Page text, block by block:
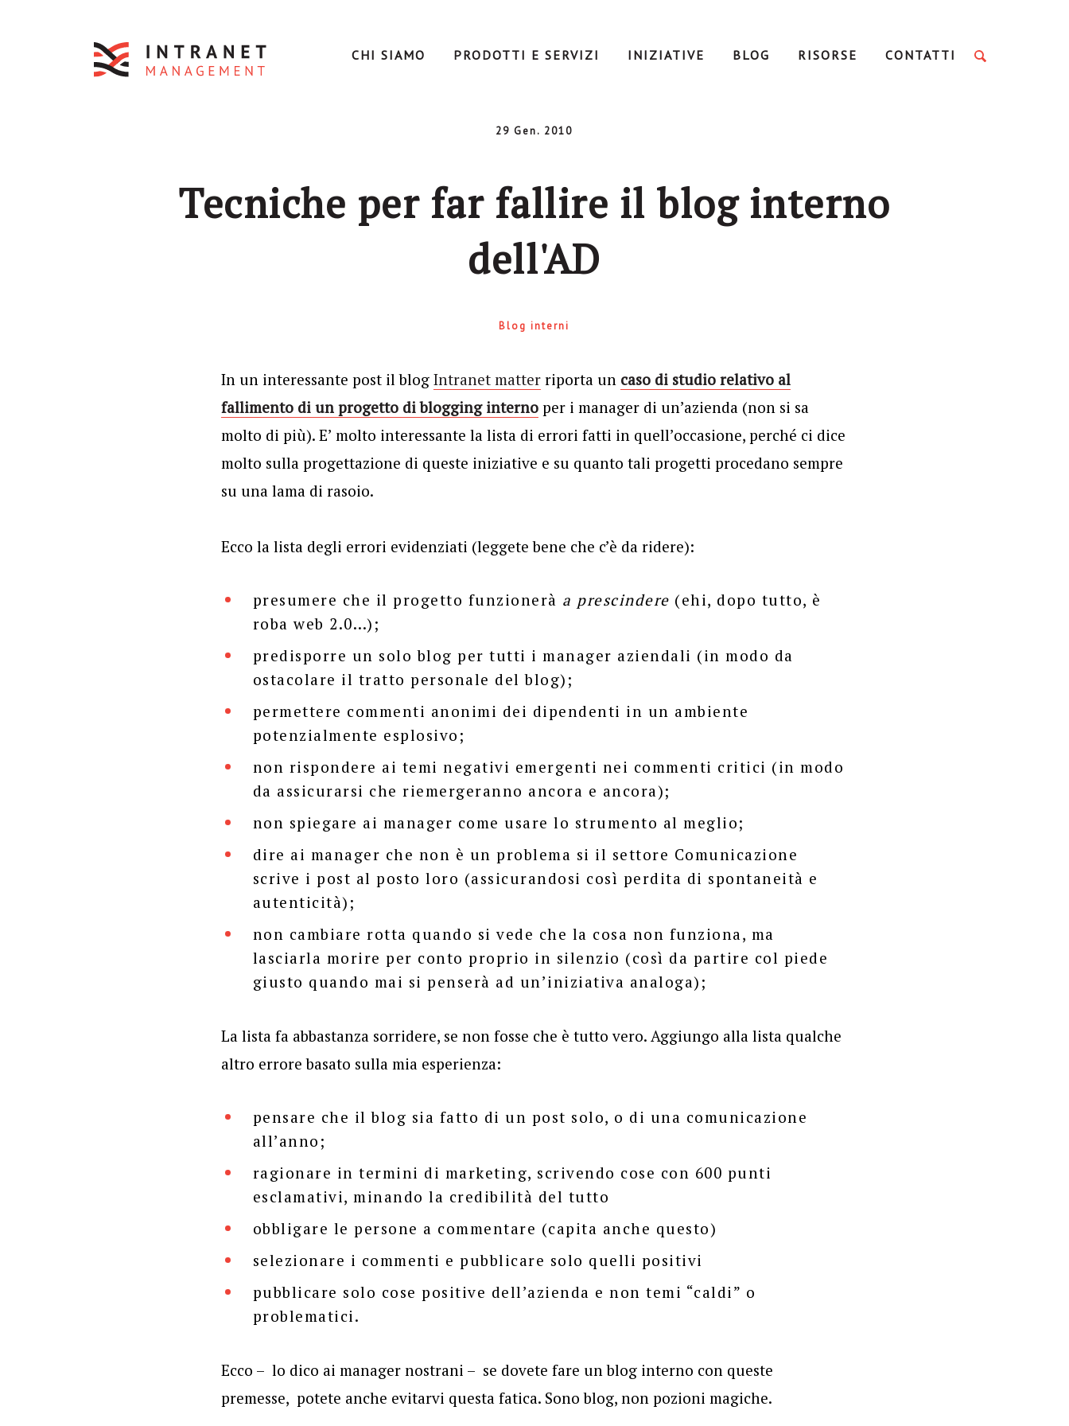
CHI SIAMO PRODOTTI E SERVIZI INIZIATIVE BLOG RISORSE CONTATTI
29 Gen. 2010
Tecniche per far fallire il blog interno
dell'AD
Blog interni
In un interessante post il blog Intranet matterriporta un caso di studio relativo al
fallimento di un progetto di blogging internoper i manager di un’azienda (non si sa
molto di più). E’ molto interessante la lista di errori fatti in quell’occasione, perché ci dice
molto sulla progettazione di queste iniziative e su quanto tali progetti procedano sempre
su una lama di rasoio.
Ecco la lista degli errori evidenziati (leggete bene che c’è da ridere):
presumere che il progetto funzionerà a prescindere (ehi, dopo tutto, è
roba web 2.0…);
predisporre un solo blog per tutti i manager aziendali (in modo da
ostacolare il tratto personale del blog);
permettere commenti anonimi dei dipendenti in un ambiente
potenzialmente esplosivo;
non rispondere ai temi negativi emergenti nei commenti critici (in modo
da assicurarsi che riemergeranno ancora e ancora);
non spiegare ai manager come usare lo strumento al meglio;
dire ai manager che non è un problema si il settore Comunicazione
scrive i post al posto loro (assicurandosi così perdita di spontaneità e
autenticità);
non cambiare rotta quando si vede che la cosa non funziona, ma
lasciarla morire per conto proprio in silenzio (così da partire col piede
giusto quando mai si penserà ad un’iniziativa analoga);
La lista fa abbastanza sorridere, se non fosse che è tutto vero. Aggiungo alla lista qualche
altro errore basato sulla mia esperienza:
pensare che il blog sia fatto di un post solo, o di una comunicazione
all’anno;
ragionare in termini di marketing, scrivendo cose con 600 punti
esclamativi, minando la credibilità del tutto
obbligare le persone a commentare (capita anche questo)
selezionare i commenti e pubblicare solo quelli positivi
pubblicare solo cose positive dell’azienda e non temi “caldi” o
problematici.
Ecco – lo dico ai manager nostrani – se dovete fare un blog interno con queste
premesse, potete anche evitarvi questa fatica. Sono blog, non pozioni magiche.